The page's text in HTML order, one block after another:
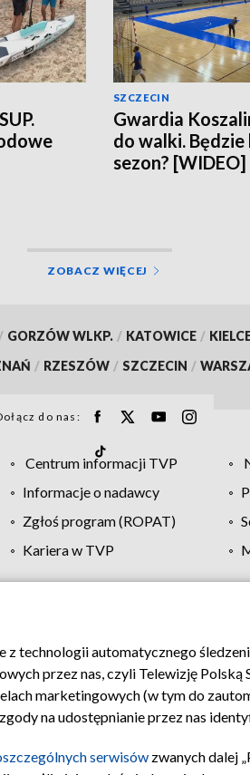
SZCZECIN
Gwardia
do walki. Będzie
sezon? [WIDEO]
ZOBACZ WIĘCEJ
/ GORZÓW WLKP. / KATOWICE /
/ RZESZÓW / SZCZECIN /
do nas:
Centrum informacji TVP
Informacje o nadawcy
Zgłoś program (ROPAT)
Kariera w TVP
Moje zgody Pomoc
technologii automatycznego
przez nas, czyli Telewizję Polską
marketingowych (w tym do
na udostępnianie przez nas
serwisów zwanych dalej